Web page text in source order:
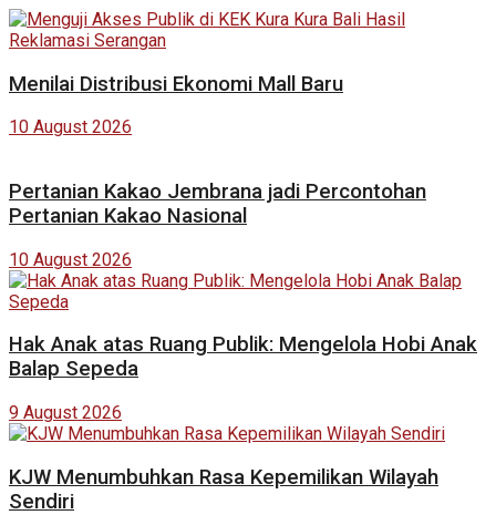
Menilai Distribusi Ekonomi Mall Baru
10 August 2026
Pertanian Kakao Jembrana jadi Percontohan
Pertanian Kakao Nasional
10 August 2026
Hak Anak atas Ruang Publik: Mengelola Hobi Anak
Balap Sepeda
9 August 2026
KJW Menumbuhkan Rasa Kepemilikan Wilayah
Sendiri